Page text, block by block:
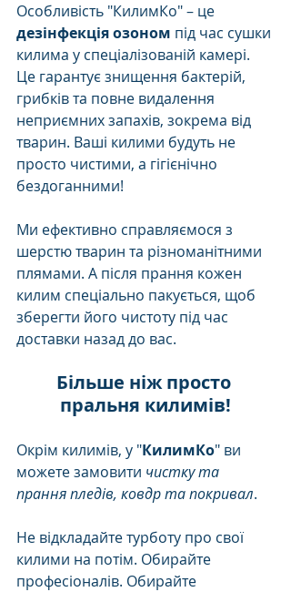
Особливість "КилимКо" – це
дезінфекція озоном під час сушки
килима у спеціалізованій камері.
Це гарантує знищення бактерій,
грибків та повне видалення
неприємних запахів, зокрема від
тварин. Ваші килими будуть не
просто чистими, а гігієнічно
бездоганними!
Ми ефективно справляємося з
шерстю тварин та різноманітними
плямами. А після прання кожен
килим спеціально пакується, щоб
зберегти його чистоту під час
доставки назад до вас.
Більше ніж просто
пральня килимів!
Окрім килимів, у "КилимКо" ви
можете замовити чистку та
прання пледів, ковдр та покривал.
Не відкладайте турботу про свої
килими на потім. Обирайте
професіоналів. Обирайте